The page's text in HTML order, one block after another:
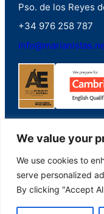
We value your
We use cookies to
serve personalized
By clicking "Accept
Pso. de los Reyes
+34 976 258 787
©2023. Colegio Santa